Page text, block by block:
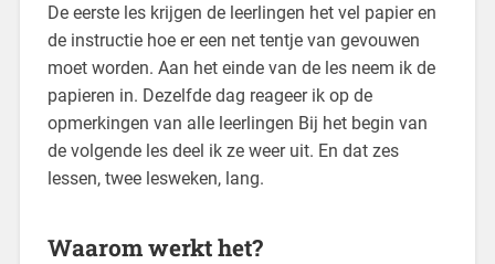
De eerste les krijgen de leerlingen het vel papier en
de instructie hoe er een net tentje van gevouwen
moet worden. Aan het einde van de les neem ik de
papieren in. Dezelfde dag reageer ik op de
opmerkingen van alle leerlingen Bij het begin van
de volgende les deel ik ze weer uit. En dat zes
lessen, twee lesweken, lang.
Waarom werkt het?